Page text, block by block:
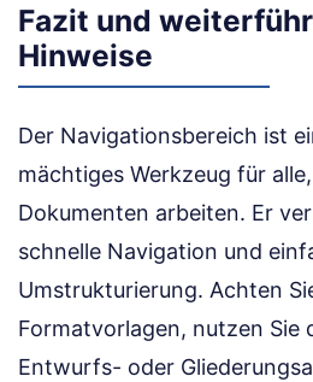
Fazit und
Hinweise
Der Navigationsbereich ist
mächtiges Werkzeug für
Dokumenten arbeiten. Er
schnelle Navigation und
Umstrukturierung. Achten
Formatvorlagen, nutzen Sie
Entwurfs- oder